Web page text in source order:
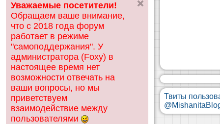
ск
Уважаемые посетители!
Обращаем ваше внимание,
что с 2018 года форум
работает в режиме
"самоподдержания". У
администратора (Foxy) в
настоящее время нет
возможности отвечать на
ваши вопросы, но мы
приветствуем
взаимодействие между
пользователями
Твиты